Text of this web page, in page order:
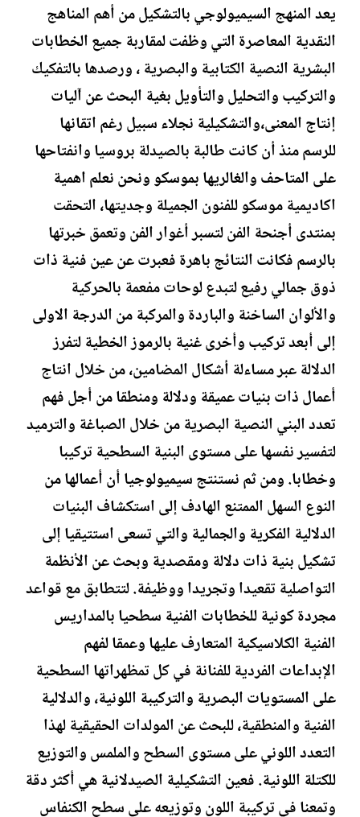
ا
ت
ب
ي
خ
ل
إ
ن
ا
ء
يعد المنهج السيميولوجي بالتشكيل من أهم المناهج
النقدية المعاصرة التي وظفت لمقاربة جميع الخطابات
البشرية النصية الكتابية والبصرية ، ورصدها بالتفكيك
والتركيب والتحليل والتأويل بغية البحث عن آليات
إنتاج المعنى،والتشكيلية نجلاء سبيل رغم اتقانها
للرسم منذ أن كانت طالبة بالصيدلة بروسيا وانفتاحها
على المتاحف والغالريها بموسكو ونحن نعلم اهمية
اكاديمية موسكو للفنون الجميلة وجديتها، التحقت
بمنتدى أجنحة الفن لتسبر أغوار الفن وتعمق خبرتها
بالرسم فكانت النتائج باهرة فعبرت عن عين فنية ذات
ذوق جمالي رفيع لتبدع لوحات مفعمة بالحركية
والألوان الساخنة والباردة والمركبة من الدرجة الاولى
إلى أبعد تركيب وأخرى غنية بالرموز الخطية لتفرز
الدلالة عبر مساءلة أشكال المضامين، من خلال انتاج
أعمال ذات بنيات عميقة ودلالة ومنطقا من أجل فهم
تعدد البني النصية البصرية من خلال الصباغة والترميد
لتفسير نفسها على مستوى البنية السطحية تركيبا
وخطابا. ومن ثم نستنتج سيميولوجيا أن أعمالها من
النوع السهل الممتنع الهادف إلى استكشاف البنيات
الدلالية الفكرية والجمالية والتي تسعى استتيقيا إلى
تشكيل بنية ذات دلالة ومقصدية وبحث عن الأنظمة
التواصلية تقعيدا وتجريدا ووظيفة. لتتطابق مع قواعد
مجردة كونية للخطابات الفنية سطحيا بالمداريس
الفنية الكلاسيكية المتعارف عليها وعمقا لفهم
الإبداعات الفردية للفنانة في كل تمظهراتها السطحية
على المستويات البصرية والتركيبة اللونية، والدلالية
الفنية والمنطقية، للبحث عن المولدات الحقيقية لهذا
التعدد اللوني على مستوى السطح والملمس والتوزيع
للكتلة اللونية. فعين التشكيلية الصيدلانية هي أكثر دقة
وتمعنا في تركيبة اللون وتوزيعه على سطح الكنفاس